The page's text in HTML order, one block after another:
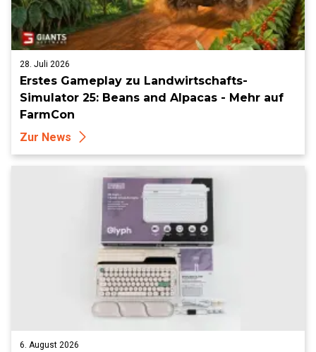
28. Juli 2026
Erstes Gameplay zu Landwirtschafts-
Simulator 25: Beans and Alpacas - Mehr auf
FarmCon
Zur News
6. August 2026